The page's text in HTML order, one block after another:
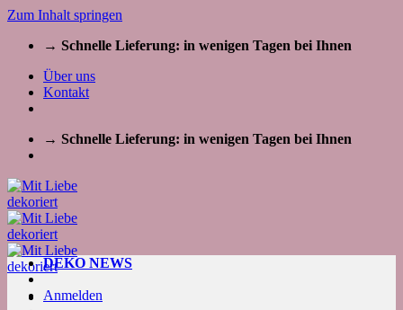
Zum Inhalt springen
→ Schnelle Lieferung: in wenigen Tagen bei Ihnen
Über uns
Kontakt
→ Schnelle Lieferung: in wenigen Tagen bei Ihnen
DEKO NEWS
Anmelden